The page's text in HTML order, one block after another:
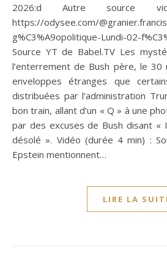
2026:d Autre source
https://odysee.com/
g%C3%A9opolitique-Lundi-02-
Source YT de Babel.TV Les
l’enterrement de Bush père, le
enveloppes étranges que
distribuées par l’administration
bon train, allant d’un « Q » à une
par des excuses de Bush disant «
désolé ». Vidéo (durée 4 min) :
Epstein mentionnent…
LIRE LA